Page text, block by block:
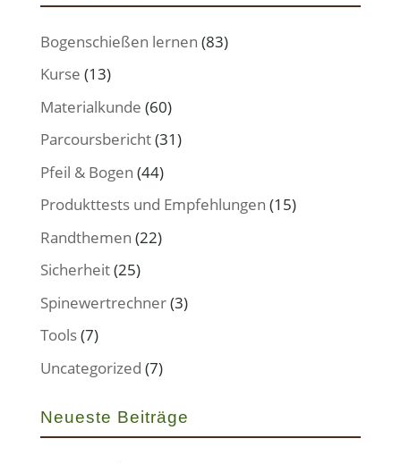
Bogenschießen lernen (83)
Kurse (13)
Materialkunde (60)
Parcoursbericht(31)
Pfeil & Bogen (44)
Produkttests und Empfehlungen (15)
Randthemen (22)
Sicherheit(25)
Spinewertrechner(3)
Tools(7)
Uncategorized (7)
Neueste Beiträge